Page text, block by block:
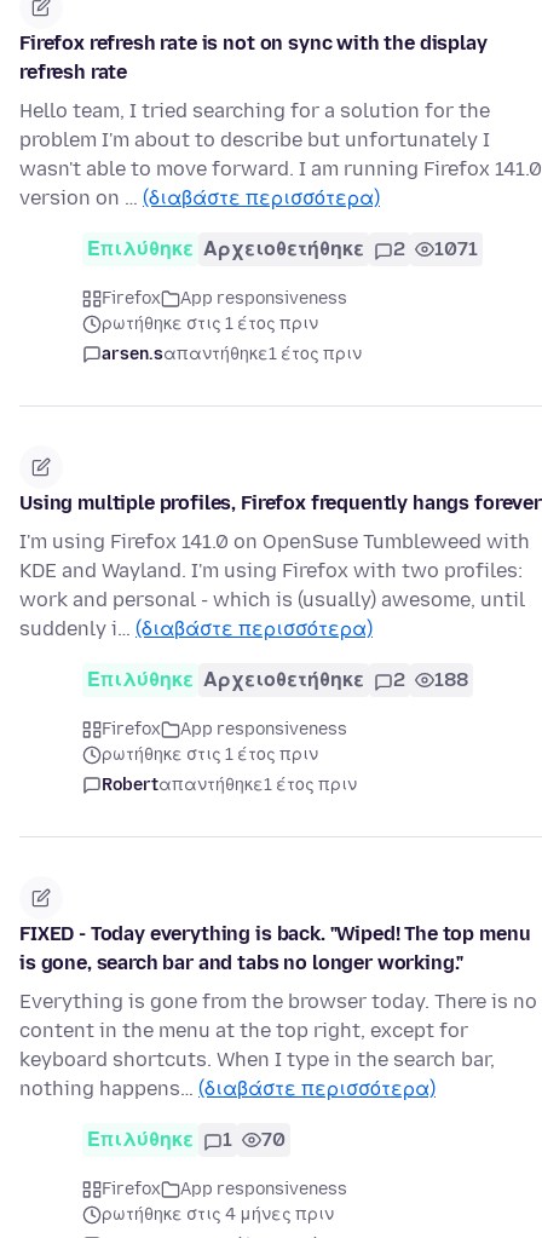
Firefox refresh rate is not on sync with the display
refresh rate
Hello team, I tried searching for a solution for the
problem I'm about to describe but unfortunately I
wasn't able to move forward. I am running Firefox 141.0
version on … (διαβάστε περισσότερα)
Επιλύθηκε Αρχειοθετήθηκε 2 1071
Firefox
App responsiveness
ρωτήθηκε στις 1 έτος πριν
arsen.sαπαντήθηκε1 έτος πριν
Using multiple profiles, Firefox frequently hangs forever
I'm using Firefox 141.0 on OpenSuse Tumbleweed with
KDE and Wayland. I'm using Firefox with two profiles:
work and personal - which is (usually) awesome, until
suddenly i… (διαβάστε περισσότερα)
Επιλύθηκε Αρχειοθετήθηκε 2 188
Firefox
App responsiveness
ρωτήθηκε στις 1 έτος πριν
Robertαπαντήθηκε1 έτος πριν
FIXED - Today everything is back. "Wiped! The top menu
is gone, search bar and tabs no longer working."
Everything is gone from the browser today. There is no
content in the menu at the top right, except for
keyboard shortcuts. When I type in the search bar,
nothing happens… (διαβάστε περισσότερα)
Επιλύθηκε 1 70
Firefox
App responsiveness
ρωτήθηκε στις 4 μήνες πριν